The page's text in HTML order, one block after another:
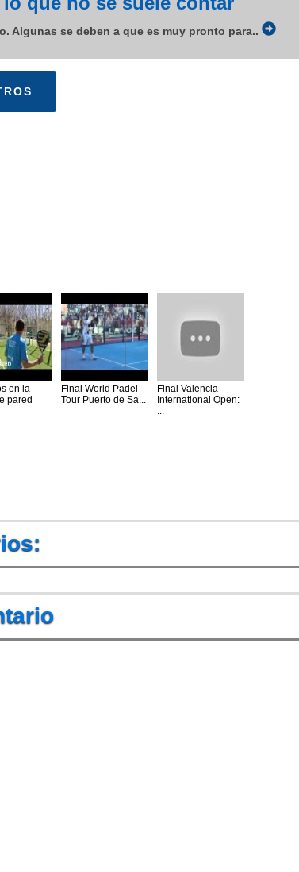
Algunas se deben a que es muy pronto para..
en la
pared
Final World Padel
Tour Puerto de Sa...
Final Valencia
International Open:
...